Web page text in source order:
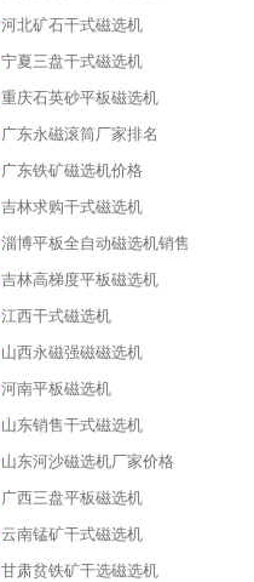
河北矿石干式磁选机
宁夏三盘干式磁选机
重庆石英砂平板磁选机
广东永磁滚筒厂家排名
广东铁矿磁选机价格
吉林求购干式磁选机
淄博平板全自动磁选机销售
吉林高梯度平板磁选机
江西干式磁选机
山西永磁强磁磁选机
河南平板磁选机
山东销售干式磁选机
山东河沙磁选机厂家价格
广西三盘平板磁选机
云南锰矿干式磁选机
甘肃贫铁矿干选磁选机